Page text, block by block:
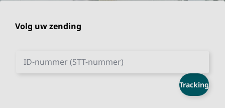
Volg uw zending
ID-nummer (STT-nummer)
Tracking